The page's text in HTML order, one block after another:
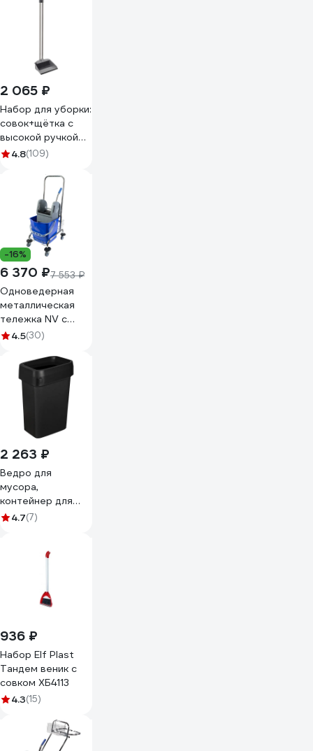
2 065 ₽
Набор для уборки:
совок+щётка с
высокой ручкой
Apex Regina хром
4.8(109)
-16%
6 370 ₽7 553 ₽
Одноведерная
металлическая
тележка NV с
отжимом, 23 л, с
химию NV-11123
4.5(30)
2 263 ₽
Ведро для
мусора,
контейнер для
мусора "SMART
435245813
4.7(7)
936 ₽
Набор Elf Plast
Тандем веник с
совком ХБ4113
4.3(15)